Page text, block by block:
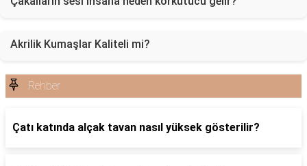
Akrilik Kumaşlar Kaliteli mi?
Rehber
Çatı katında alçak tavan nasıl yüksek gösterilir?